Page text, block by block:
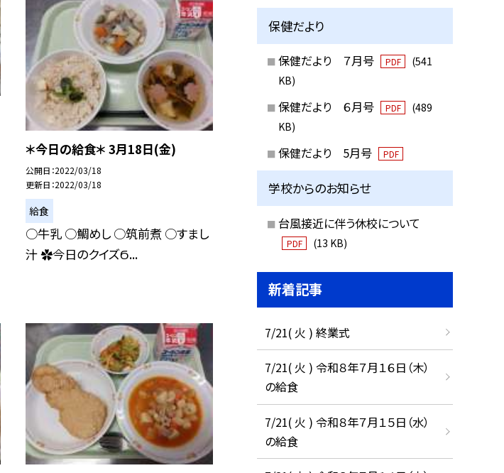
＊今日の給食＊ 3月18日(金)
公開日 2022/03/18
更新日 2022/03/18
給食
○牛乳 ○鯛めし ○筑前煮 ○すまし
汁 ✿今日のクイズϬ...
保健だより
保健だより ７月号 PDF
(541
KB)
保健だより ６月号 PDF
(489
KB)
保健だより 5月号 PDF
学校からのお知らせ
台風接近に伴う休校について
PDF (13 KB)
新着記事
7/21( 火 ) 終業式
7/21( 火 ) 令和８年７月１６日（木）
の給食
7/21( 火 ) 令和８年７月１５日（水）
の給食